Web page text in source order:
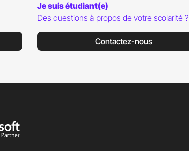
Je suis étudiant(e)
Des questions à propos de votre scolarité ?
Contactez-nous